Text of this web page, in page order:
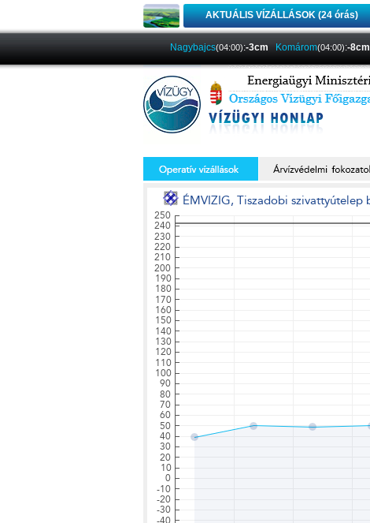
AKTUÁLIS VÍZÁLLÁSOK (24 órás)
Nagybajcs(04:00):-3cm Komárom(04:00):-8cm